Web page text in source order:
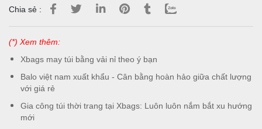
Chia sẻ :
(*) Xem thêm:
Xbags may túi bằng vải nỉ theo ý bạn
Balo việt nam xuất khẩu - Cân bằng hoàn hảo giữa chất lượng
với giá rẻ
Gia công túi thời trang tại Xbags: Luôn luôn nắm bắt xu hướng
mới